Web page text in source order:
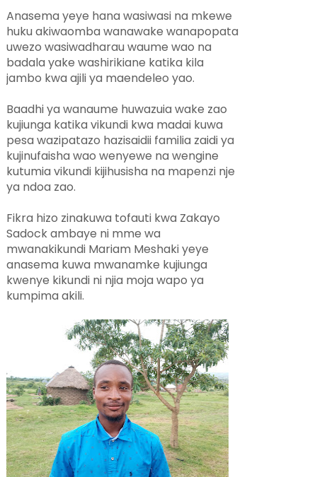
Anasema yeye hana wasiwasi na mkewe
huku akiwaomba wanawake wanapopata
uwezo wasiwadharau waume wao na
badala yake washirikiane katika kila
jambo kwa ajili ya maendeleo yao.
Baadhi ya wanaume huwazuia wake zao
kujiunga katika vikundi kwa madai kuwa
pesa wazipatazo hazisaidii familia zaidi ya
kujinufaisha wao wenyewe na wengine
kutumia vikundi kijihusisha na mapenzi nje
ya ndoa zao.
Fikra hizo zinakuwa tofauti kwa Zakayo
Sadock ambaye ni mme wa
mwanakikundi Mariam Meshaki yeye
anasema kuwa mwanamke kujiunga
kwenye kikundi ni njia moja wapo ya
kumpima akili.